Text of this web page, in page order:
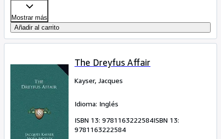
Mostrar más
Añadir al carrito
The Dreyfus Affair
Kayser, Jacques
Idioma: Inglés
ISBN 13: 9781163222584ISBN 13:
9781163222584